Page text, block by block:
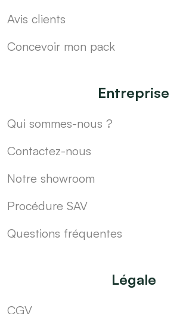
Avis clients
Concevoir mon pack
Entreprise
Qui sommes-nous ?
Contactez-nous
Notre showroom
Procédure SAV
Questions fréquentes
Légale
CGV